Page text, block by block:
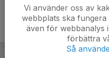
Vi använder oss av
webbplats ska
även för webbanalys
förbättra
Så